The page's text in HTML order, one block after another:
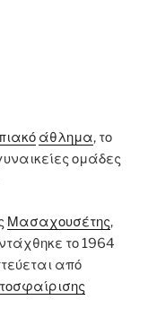
άθλημα, το
ομάδες
Μασαχουσέτης,
το 1964
από